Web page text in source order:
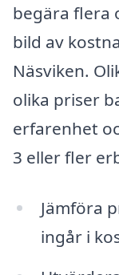
begära flera
bild av
Näsviken.
olika priser
erfarenhet
3 eller fler
Jämföra
ingår i